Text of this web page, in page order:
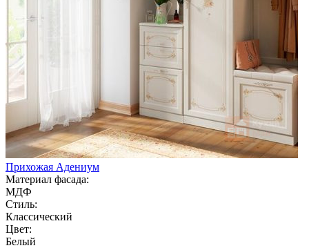
Прихожая Адениум
Материал фасада:
МДФ
Стиль:
Классический
Цвет:
Белый